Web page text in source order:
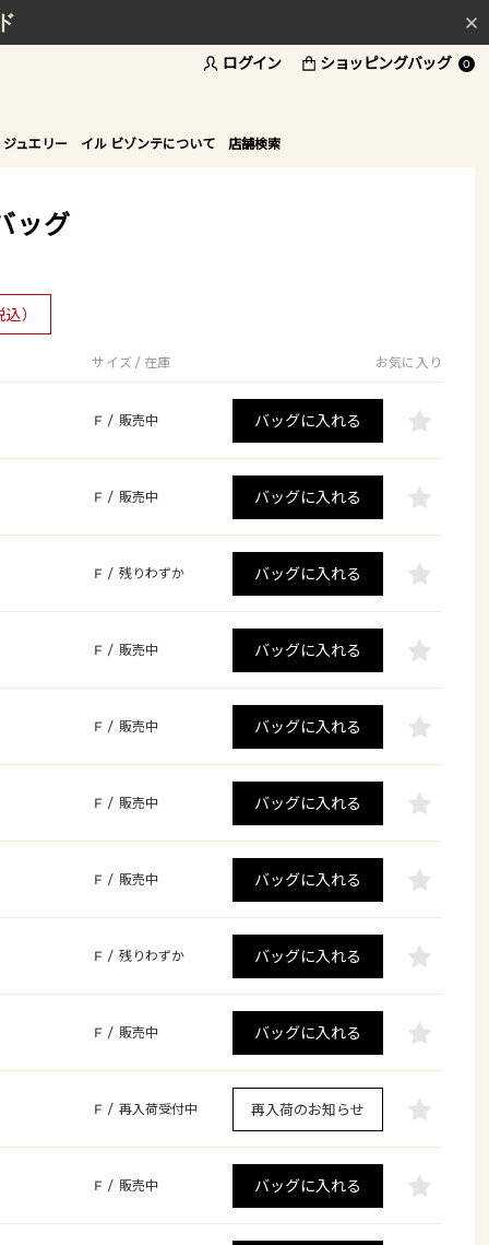
ログイン ショッピングバッグ 0
ュエリー イル ビゾンテについて 店舗検索
ッグ
）
サイズ / 在庫 お気に入り
F / 販売中 バッグに入れる
F / 販売中 バッグに入れる
F / 残りわずか バッグに入れる
F / 販売中 バッグに入れる
F / 販売中 バッグに入れる
F / 販売中 バッグに入れる
F / 販売中 バッグに入れる
F / 残りわずか バッグに入れる
F / 販売中 バッグに入れる
F / 再入荷受付中 再入荷のお知らせ
F / 販売中 バッグに入れる